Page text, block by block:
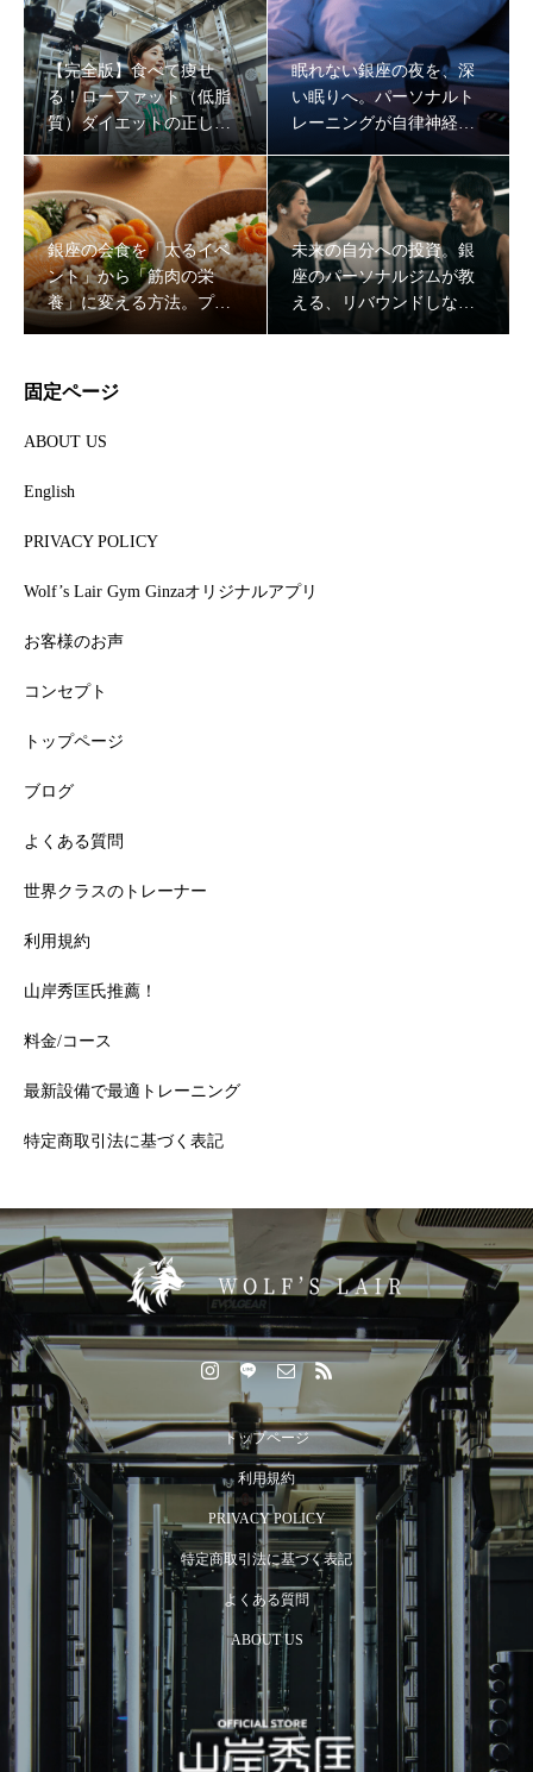
【完全版】食べて痩せ
る！ローファット（低脂
質）ダイエットの正しい
やり方と成功する食材選
眠れない銀座の夜を、深
い眠りへ。パーソナルト
レーニングが自律神経を
整え、最強の「脳の休
息」をもたらす理由
銀座の会食を「太るイベ
ント」から「筋肉の栄
養」に変える方法。プロ
が教えるスマートな外食
未来の自分への投資。銀
座のパーソナルジムが教
える、リバウンドしない
「一生モノの代謝」の作
固定ページ
ABOUT US
English
PRIVACY POLICY
Wolf’s Lair Gym Ginzaオリジナルアプリ
お客様のお声
コンセプト
トップページ
ブログ
よくある質問
世界クラスのトレーナー
利用規約
山岸秀匡氏推薦！
料金/コース
最新設備で最適トレーニング
特定商取引法に基づく表記
トップページ
利用規約
PRIVACY POLICY
特定商取引法に基づく表記
よくある質問
ABOUT US